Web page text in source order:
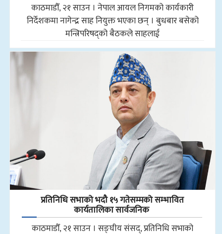
काठमाडौँ, २१ साउन । नेपाल आयल निगमको कार्यकारी
निर्देशकमा नागेन्द्र साह नियुक्त भएका छन् । बुधबार बसेको
मन्त्रिपरिषद्को बैठकले साहलाई
प्रतिनिधि सभाको भदौ १५ गतेसम्मको सम्भावित
कार्यतालिका सार्वजनिक
काठमाडौँ, २१ साउन । सङ्घीय संसद्, प्रतिनिधि सभाको